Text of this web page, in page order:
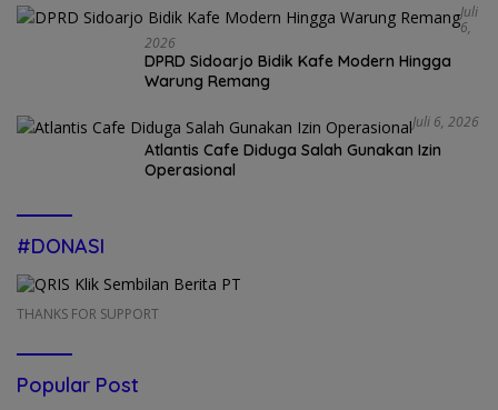
Juli
6,
2026
DPRD Sidoarjo Bidik Kafe Modern Hingga
Warung Remang
Juli 6, 2026
Atlantis Cafe Diduga Salah Gunakan Izin
Operasional
#DONASI
THANKS FOR SUPPORT
Popular Post